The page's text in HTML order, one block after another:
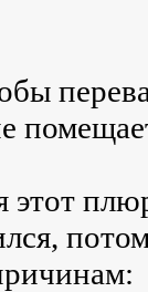
этот